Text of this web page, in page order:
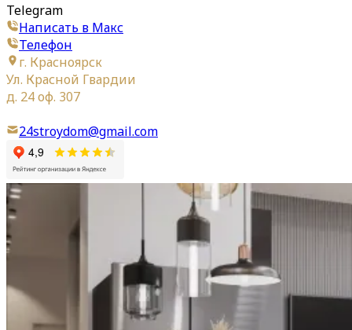
Telegram
Написать в Макс
Телефон
г. Красноярск
Ул. Красной Гвардии
д. 24 оф. 307
24stroydom@gmail.com